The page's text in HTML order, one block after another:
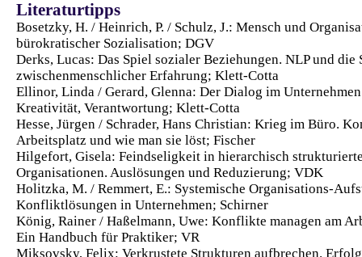
Literaturtipps
Bosetzky, H. / Heinrich, P. / Schulz, J.: Mensch und
bürokratischer Sozialisation; DGV
Derks, Lucas: Das Spiel sozialer Beziehungen. NLP und die
zwischenmenschlicher Erfahrung; Klett-Cotta
Ellinor, Linda / Gerard, Glenna: Der Dialog im
Kreativität, Verantwortung; Klett-Cotta
Hesse, Jürgen / Schrader, Hans Christian: Krieg im Büro.
Arbeitsplatz und wie man sie löst; Fischer
Hilgefort, Gisela: Feindseligkeit in hierarchisch
Organisationen. Auslösungen und Reduzierung; VDK
Holitzka, M. / Remmert, E.: Systemische Organisations-
Konfliktlösungen in Unternehmen; Schirner
König, Rainer / Haßelmann, Uwe: Konflikte managen am
Ein Handbuch für Praktiker; VR
Miksovsky, Felix: Verkrustete Strukturen aufbrechen.